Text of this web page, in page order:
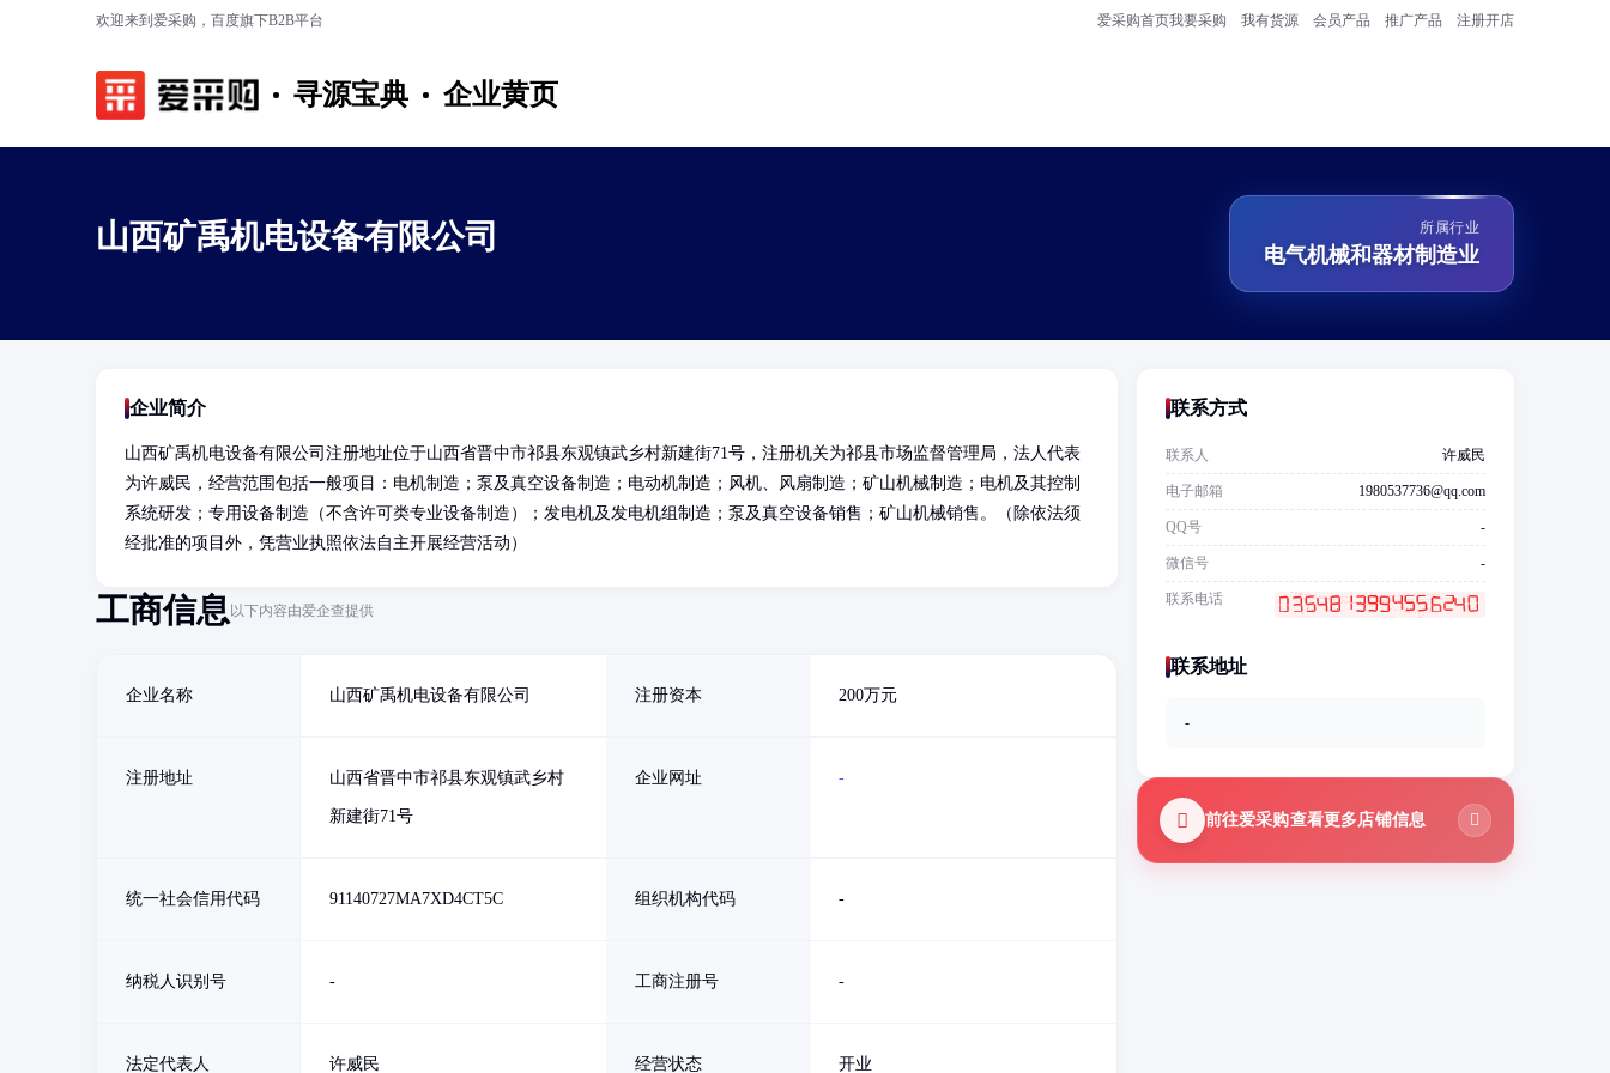
欢迎来到爱采购，百度旗下B2B平台 爱采购首页我要采购 我有货源 会员产品 推广产品 注册开店
寻源宝典 企业黄页
山西矿禹机电设备有限公司 所属行业
电气机械和器材制造业
企业简介
山西矿禹机电设备有限公司注册地址位于山西省晋中市祁县东观镇武乡村新建街71号，注册机关为祁县市场监督管理局，法人代表
为许威民，经营范围包括一般项目：电机制造；泵及真空设备制造；电动机制造；风机、风扇制造；矿山机械制造；电机及其控制
系统研发；专用设备制造（不含许可类专业设备制造）；发电机及发电机组制造；泵及真空设备销售；矿山机械销售。（除依法须
经批准的项目外，凭营业执照依法自主开展经营活动）
工商信息以下内容由爱企查提供
企业名称 山西矿禹机电设备有限公司 注册资本 200万元
注册地址 山西省晋中市祁县东观镇武乡村
新建街71号
企业网址 -
统一社会信用代码 91140727MA7XD4CT5C 组织机构代码 -
纳税人识别号 - 工商注册号 -
法定代表人 许威民 经营状态 开业
联系方式
联系人 许威民
电子邮箱 1980537736@qq.com
QQ号 -
微信号 -
联系电话
联系地址
-
前往爱采购查看更多店铺信息